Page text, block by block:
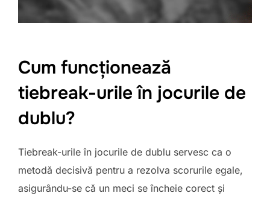
Cum funcționează
tiebreak-urile în jocurile de
dublu?
Tiebreak-urile în jocurile de dublu servesc ca o
metodă decisivă pentru a rezolva scorurile egale,
asigurându-se că un meci se încheie corect și